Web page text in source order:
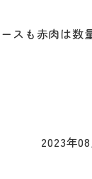
スも赤肉は数
2023年